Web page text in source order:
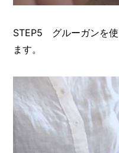
STEP5 グルーガンを使
ます。